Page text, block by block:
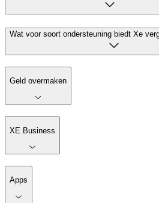
Wat voor soort ondersteuning biedt Xe
Geld overmaken
XE Business
Apps